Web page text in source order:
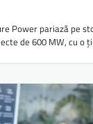
Power pariază pe
de 600 MW, cu o